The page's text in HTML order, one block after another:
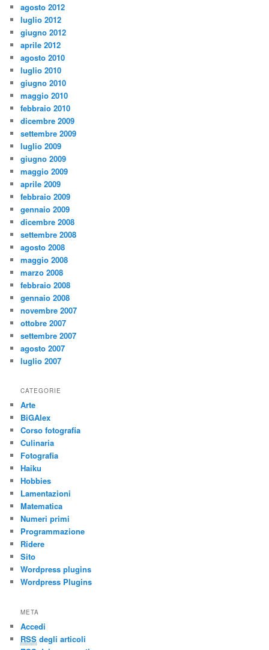
agosto 2012
luglio 2012
giugno 2012
aprile 2012
agosto 2010
luglio 2010
giugno 2010
maggio 2010
febbraio 2010
dicembre 2009
settembre 2009
luglio 2009
giugno 2009
maggio 2009
aprile 2009
febbraio 2009
gennaio 2009
dicembre 2008
settembre 2008
agosto 2008
maggio 2008
marzo 2008
febbraio 2008
gennaio 2008
novembre 2007
ottobre 2007
settembre 2007
agosto 2007
luglio 2007
CATEGORIE
Arte
BiGAlex
Corso fotografia
Culinaria
Fotografia
Haiku
Hobbies
Lamentazioni
Matematica
Numeri primi
Programmazione
Ridere
Sito
Wordpress plugins
Wordpress Plugins
META
Accedi
RSS degli articoli